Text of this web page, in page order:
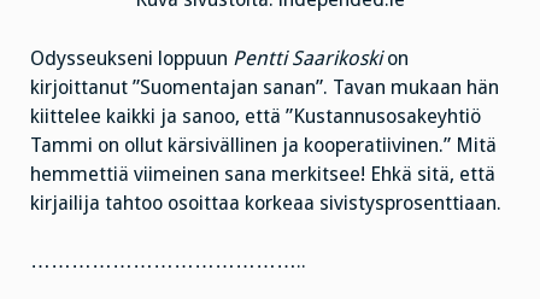
Odysseukseni loppuun Pentti Saarikoskion
kirjoittanut ”Suomentajan sanan”. Tavan mukaan hän
kiittelee kaikki ja sanoo, että ”Kustannusosakeyhtiö
Tammi on ollut kärsivällinen ja kooperatiivinen.” Mitä
hemmettiä viimeinen sana merkitsee! Ehkä sitä, että
kirjailija tahtoo osoittaa korkeaa sivistysprosenttiaan.
…………………………………..